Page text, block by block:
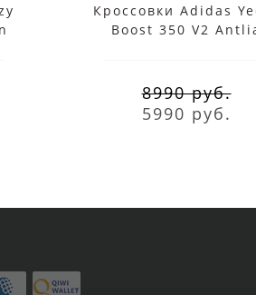
Кроссовки Adidas
Boost 350 V2
8990 руб.
5990 руб.